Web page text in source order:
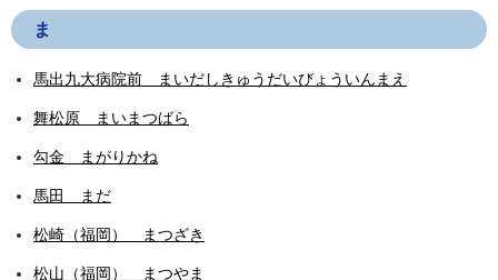
ま
馬出九大病院前 まいだしきゅうだいびょういんまえ
舞松原 まいまつばら
勾金 まがりかね
馬田 まだ
松崎（福岡） まつざき
松山（福岡） まつやま